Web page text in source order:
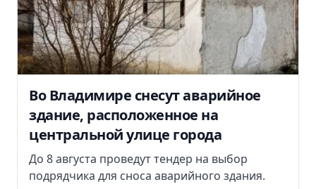
Во Владимире снесут аварийное
здание, расположенное на
центральной улице города
До 8 августа проведут тендер на выбор
подрядчика для сноса аварийного здания.